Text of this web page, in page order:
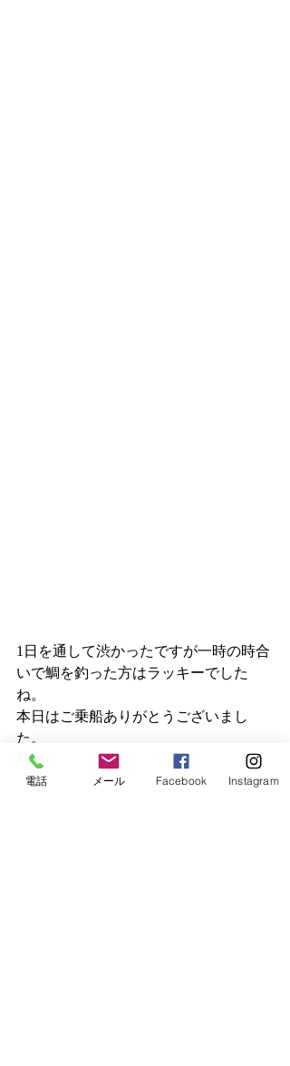
1日を通して渋かったですが一時の時合
いで鯛を釣った方はラッキーでした
ね。
本日はご乗船ありがとうございまし
た。
電話 メール Facebook Instagram